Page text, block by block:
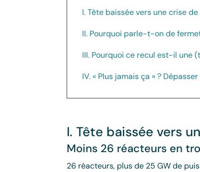
I. Tête baissée vers une crise
II. Pourquoi parle-t-on de
III. Pourquoi ce recul est-il une
IV. « Plus jamais ça » ?
I. Tête baissée vers
Moins 26 réacteurs en
26 réacteurs, plus de 25 GW de